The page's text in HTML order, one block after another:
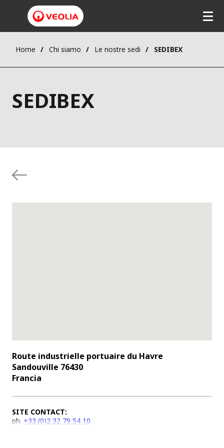
Home Chi siamo Le nostre sedi SEDIBEX
SEDIBEX
Route industrielle portuaire du Havre
Sandouville 76430
Francia
SITE CONTACT:
ph. +33 (0)2 32 79 54 10